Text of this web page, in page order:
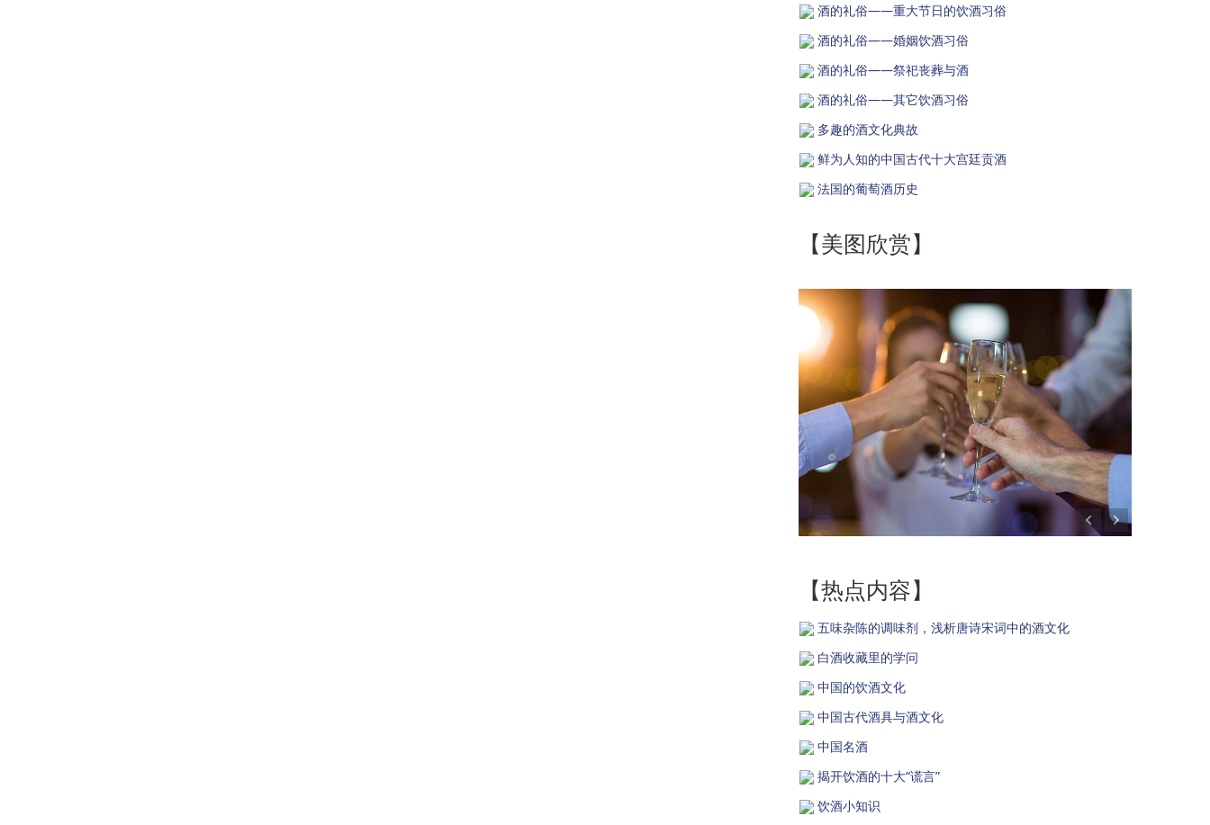
酒的礼俗——重大节日的饮酒习俗
酒的礼俗——婚姻饮酒习俗
酒的礼俗——祭祀丧葬与酒
酒的礼俗——其它饮酒习俗
多趣的酒文化典故
鲜为人知的中国古代十大宫廷贡酒
法国的葡萄酒历史
【美图欣赏】
【热点内容】
五味杂陈的调味剂，浅析唐诗宋词中的酒文化
白酒收藏里的学问
中国的饮酒文化
中国古代酒具与酒文化
中国名酒
揭开饮酒的十大“谎言”
饮酒小知识